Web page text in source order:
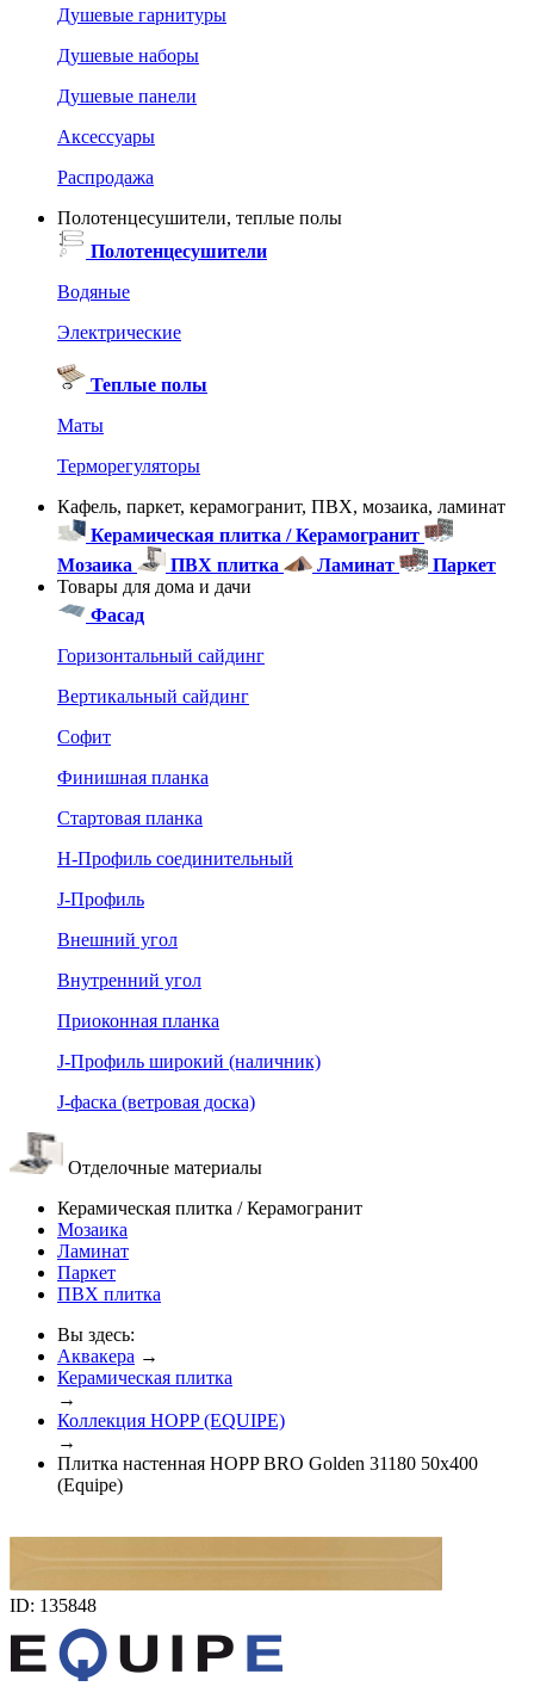
Душевые гарнитуры
Душевые наборы
Душевые панели
Аксессуары
Распродажа
Полотенцесушители, теплые полы
Полотенцесушители
Водяные
Электрические
Теплые полы
Маты
Терморегуляторы
Кафель, паркет, керамогранит, ПВХ, мозаика, ламинат
Керамическая плитка / Керамогранит
Мозаика
ПВХ плитка Ламинат
Паркет
Товары для дома и дачи
Фасад
Горизонтальный сайдинг
Вертикальный сайдинг
Софит
Финишная планка
Стартовая планка
Н-Профиль соединительный
J-Профиль
Внешний угол
Внутренний угол
Приоконная планка
J-Профиль широкий (наличник)
J-фаска (ветровая доска)
Отделочные материалы
Керамическая плитка / Керамогранит
Мозаика
Ламинат
Паркет
ПВХ плитка
Вы здесь:
Аквакера →
Керамическая плитка
→
Коллекция HOPP (EQUIPE)
→
Плитка настенная HOPP BRO Golden 31180 50x400
(Equipe)
ID: 135848